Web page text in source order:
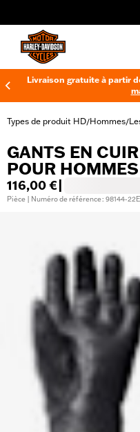
Livraison gratuite à partir
Types de produit HD/Hommes/
GANTS EN
POUR HOMMES
116,00 €
Pièce | Numéro de référence : 98144-